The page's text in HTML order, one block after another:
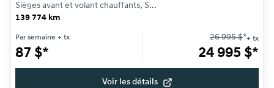
Sièges avant et volant chauffants, S...
139 774 km
Par semaine + tx
87 $*
26 995$*+ tx
24 995 $*
Voir les détails